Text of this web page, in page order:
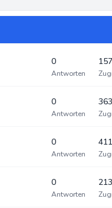
0
Antworten
0
Antworten
0
Antworten
0
Antworten